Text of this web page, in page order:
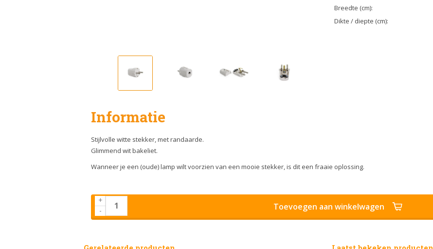
Breedte (cm):
Dikte / diepte (cm):
Informatie
Stijlvolle witte stekker, met randaarde.
Glimmend wit bakeliet.
Wanneer je een (oude) lamp wilt voorzien van een mooie stekker, is dit een fraaie oplossing.
+
-
Toevoegen aan winkelwagen